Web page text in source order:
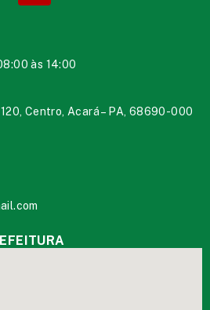
às 14:00
Centro, Acará – PA, 68690-000